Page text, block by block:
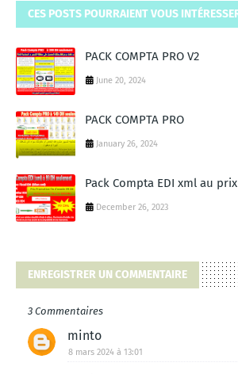
CES POSTS POURRAIENT VOUS
PACK COMPTA PRO V2
June 20, 2024
PACK COMPTA PRO
January 26, 2024
Pack Compta EDI xml au
December 26, 2023
ENREGISTRER UN COMMENTAIRE
3 Commentaires
minto
8 mars 2024 à 13:01